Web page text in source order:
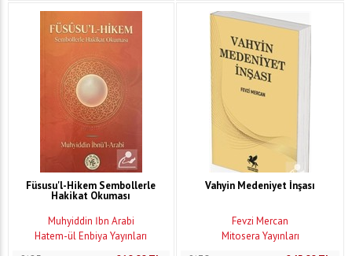
Füsusu'l-Hikem Sembollerle
Hakikat Okuması
Muhyiddin İbn Arabi
Hatem-ül Enbiya Yayınları
Vahyin Medeniyet İnşası
Fevzi Mercan
Mitosera Yayınları